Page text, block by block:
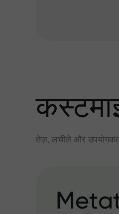
तेज़, लचीले और